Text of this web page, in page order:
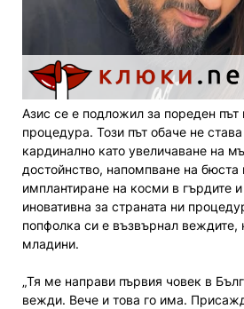
Азис се е подложил за пореден път
процедура. Този път обаче не
кардинално като увеличаване на
достойнство, напомпване на бюста
имплантиране на косми в гърдите
иновативна за страната ни
попфолка си е възвърнал веждите,
младини.
„Тя ме направи първия човек в
вежди. Вече и това го има.